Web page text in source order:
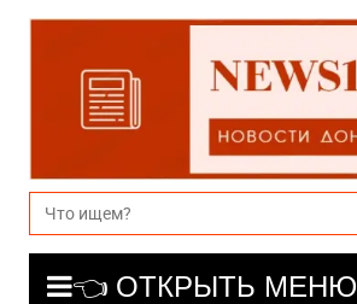
Перейти
содержимому
Search
for:
👈 ОТКРЫТЬ МЕНЮ